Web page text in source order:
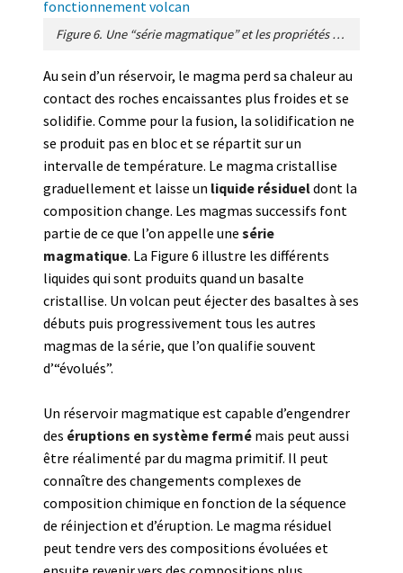
Figure 6. Une “série magmatique” et les propriétés physiques associées. Les magmas représentés, appelés basalte, andésite, dacite et rhyolite, sont produits par la cristallisation partielle d’un magma basaltique. Ce sont les liquides résiduels successifs qui se forment lorsque la cristallisation progresse dans un réservoir. [Source : Figure de l’auteur]
Au sein d’un réservoir, le magma perd sa chaleur au
contact des roches encaissantes plus froides et se
solidifie. Comme pour la fusion, la solidification ne
se produit pas en bloc et se répartit sur un
intervalle de température. Le magma cristallise
graduellement et laisse un liquide résidueldont la
composition change. Les magmas successifs font
partie de ce que l’on appelle une série
magmatique. La Figure 6 illustre les différents
liquides qui sont produits quand un basalte
cristallise. Un volcan peut éjecter des basaltes à ses
débuts puis progressivement tous les autres
magmas de la série, que l’on qualifie souvent
d’“évolués”.
Un réservoir magmatique est capable d’engendrer
des éruptions en système fermé mais peut aussi
être réalimenté par du magma primitif. Il peut
connaître des changements complexes de
composition chimique en fonction de la séquence
de réinjection et d’éruption. Le magma résiduel
peut tendre vers des compositions évoluées et